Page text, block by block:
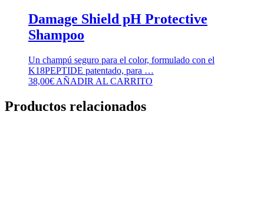
Damage Shield pH Protective
Shampoo
Un champú seguro para el color, formulado con el
K18PEPTIDE patentado, para …
38,00€ AÑADIR AL CARRITO
Productos relacionados